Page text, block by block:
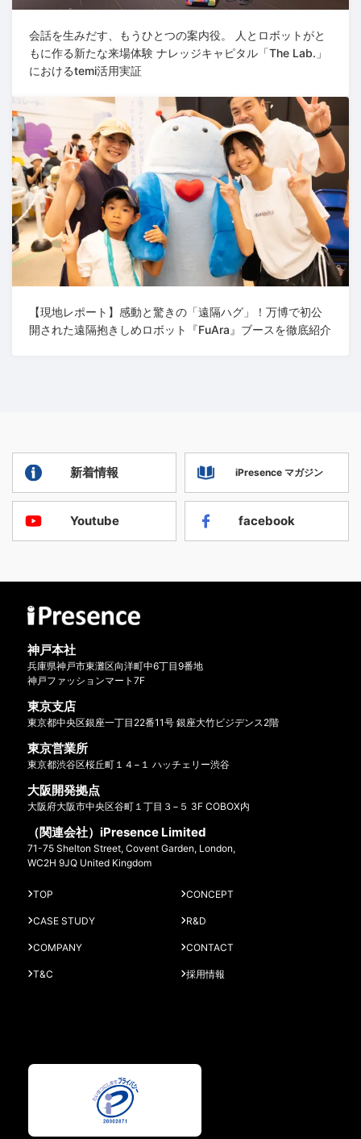
会話を生みだす、もうひとつの案内役。 人とロボットがと
もに作る新たな来場体験 ナレッジキャピタル「The Lab.」
におけるtemi活用実証
【現地レポート】感動と驚きの「遠隔ハグ」！万博で初公
開された遠隔抱きしめロボット『FuAra』ブースを徹底紹介
新着情報 iPresence マガジン
Youtube facebook
神戸本社
兵庫県神戸市東灘区向洋町中6丁目9番地
神戸ファッションマート7F
東京支店
東京都中央区銀座一丁目22番11号 銀座大竹ビジデンス2階
東京営業所
東京都渋谷区桜丘町１４−１ ハッチェリー渋谷
大阪開発拠点
大阪府大阪市中央区谷町１丁目３−５ 3F COBOX内
（関連会社）iPresence Limited
71-75 Shelton Street, Covent Garden, London,
WC2H 9JQ United Kingdom
TOP CONCEPT
CASE STUDY R&D
COMPANY CONTACT
T&C 採用情報